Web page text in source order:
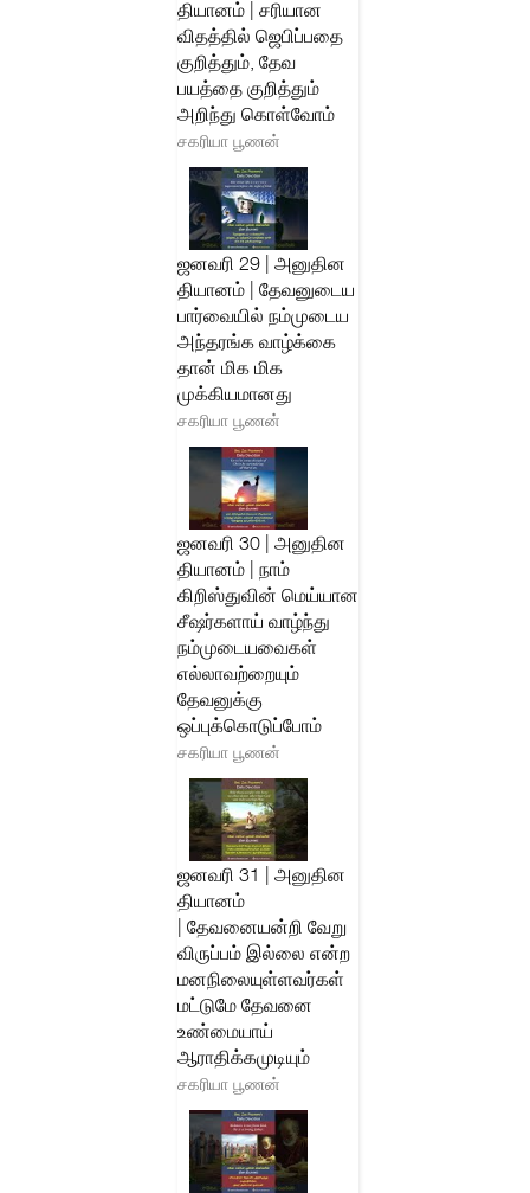
தியானம் | சரியான
விதத்தில் ஜெபிப்பதை
குறித்தும், தேவ
பயத்தை குறித்தும்
அறிந்து கொள்வோம்
சகரியா பூணன்
ஜனவரி 29 | அனுதின
தியானம் | தேவனுடைய
பார்வையில் நம்முடைய
அந்தரங்க வாழ்க்கை
தான் மிக மிக
முக்கியமானது
சகரியா பூணன்
ஜனவரி 30 | அனுதின
தியானம் | நாம்
கிறிஸ்துவின் மெய்யான
சீஷர்களாய் வாழ்ந்து
நம்முடையவைகள்
எல்லாவற்றையும்
தேவனுக்கு
ஒப்புக்கொடுப்போம்
சகரியா பூணன்
ஜனவரி 31 | அனுதின
தியானம்
| தேவனையன்றி வேறு
விருப்பம் இல்லை என்ற
மனநிலையுள்ளவர்கள்
மட்டுமே தேவனை
உண்மையாய்
ஆராதிக்கமுடியும்
சகரியா பூணன்